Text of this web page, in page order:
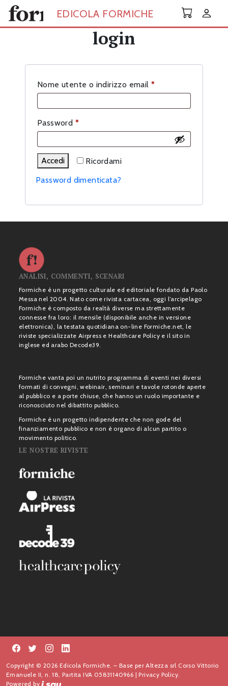
Skip to main content
EDICOLA FORMICHE
login
Nome utente o indirizzo email *Richiesto
Password *Richiesto
Ricordami
Accedi
Password dimenticata?
ANALISI, COMMENTI, SCENARI
Formiche è un progetto culturale ed editoriale fondato da Paolo
Messa nel 2004. Nato come rivista cartacea, oggi l’arcipelago
Formiche è composto da realtà diverse ma strettamente
connesse fra loro: il mensile (disponibile anche in versione
elettronica), la testata quotidiana on-line Formiche.net, le
riviste specializzate Airpress e Healthcare Policy e il sito in
inglese ed arabo Decode39.
Formiche vanta poi un nutrito programma di eventi nei diversi
formati di convegni, webinair, seminari e tavole rotonde aperte
al pubblico e a porte chiuse, che hanno un ruolo importante e
riconosciuto nel dibattito pubblico.
Formiche è un progetto indipendente che non gode del
finanziamento pubblico e non è organo di alcun partito o
movimento politico.
LE NOSTRE RIVISTE
Copyright © 2026 Edicola Formiche. – Base per Altezza srl Corso Vittorio
Emanuele II, n. 18, Partita IVA 05831140966 |Privacy Policy.
Powered by